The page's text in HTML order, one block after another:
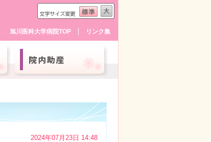
旭川医科大学病院TOP リンク集
2024年07月23日 14:48